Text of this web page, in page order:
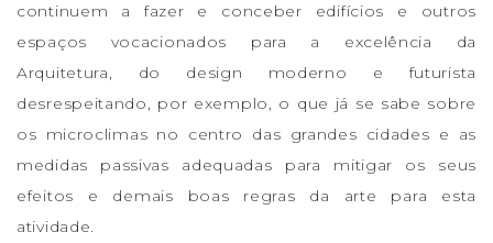
continuem a fazer e conceber edifícios e outros
espaços vocacionados para a excelência da
Arquitetura, do design moderno e futurista
desrespeitando, por exemplo, o que já se sabe sobre
os microclimas no centro das grandes cidades e as
medidas passivas adequadas para mitigar os seus
efeitos e demais boas regras da arte para esta
atividade.